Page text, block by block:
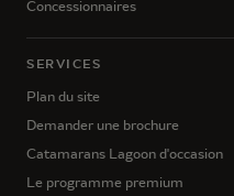
Concessionnaires
SERVICES
Plan du site
Demander une brochure
Catamarans Lagoon d'occasion
Le programme premium